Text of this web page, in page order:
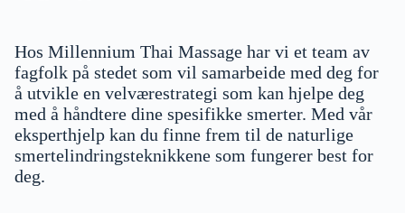
Hos Millennium Thai Massage har vi et team av
fagfolk på stedet som vil samarbeide med deg for
å utvikle en velværestrategi som kan hjelpe deg
med å håndtere dine spesifikke smerter. Med vår
eksperthjelp kan du finne frem til de naturlige
smertelindringsteknikkene som fungerer best for
deg.